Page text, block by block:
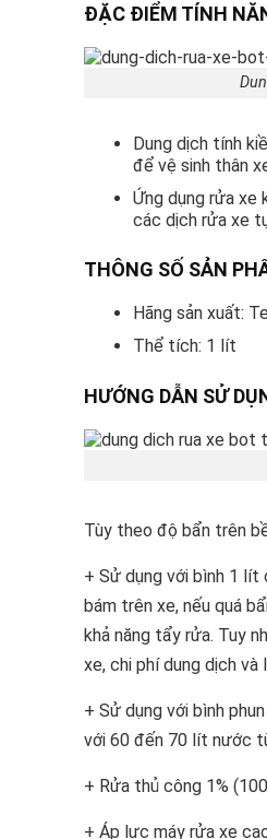
ĐẶC ĐIỂM TÍNH
Dung dịch tính
để vệ sinh thân
Ứng dụng rửa xe
các dịch rửa xe
THÔNG SỐ SẢN
Hãng sản xuất:
Thể tích: 1 lít
HƯỚNG DẪN SỬ
Tùy theo độ bẩn trên
+ Sử dụng với bình 1
bám trên xe, nếu quá
khả năng tẩy rửa. Tuy
xe, chi phí dung dịch và
+ Sử dụng với bình
với 60 đến 70 lít nước
+ Rửa thủ công 1%
+ Áp lực máy rửa xe